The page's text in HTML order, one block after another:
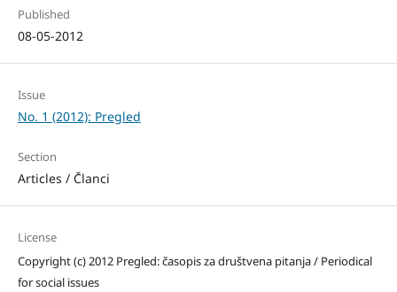
Published
08-05-2012
Issue
No. 1 (2012): Pregled
Section
Articles / Članci
License
Copyright (c) 2012 Pregled: časopis za društvena pitanja / Periodical
for social issues